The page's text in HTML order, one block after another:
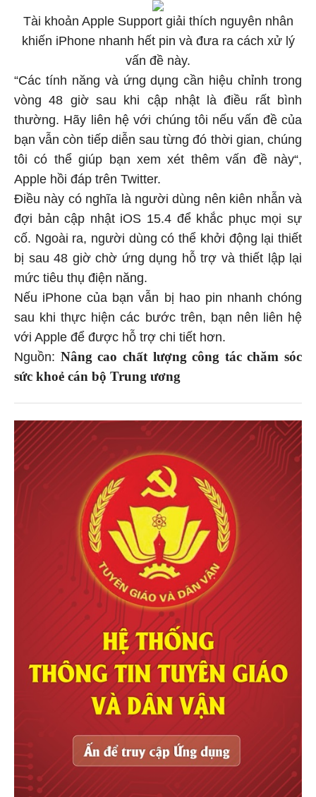
Tài khoản Apple Support giải thích nguyên nhân
khiến iPhone nhanh hết pin và đưa ra cách xử lý
vấn đề này.
“Các tính năng và ứng dụng cần hiệu chỉnh trong
vòng 48 giờ sau khi cập nhật là điều rất bình
thường. Hãy liên hệ với chúng tôi nếu vấn đề của
bạn vẫn còn tiếp diễn sau từng đó thời gian, chúng
tôi có thể giúp bạn xem xét thêm vấn đề này“,
Apple hồi đáp trên Twitter.
Điều này có nghĩa là người dùng nên kiên nhẫn và
đợi bản cập nhật iOS 15.4 để khắc phục mọi sự
cố. Ngoài ra, người dùng có thể khởi động lại thiết
bị sau 48 giờ chờ ứng dụng hỗ trợ và thiết lập lại
mức tiêu thụ điện năng.
Nếu iPhone của bạn vẫn bị hao pin nhanh chóng
sau khi thực hiện các bước trên, bạn nên liên hệ
với Apple để được hỗ trợ chi tiết hơn.
Nguồn: Nâng cao chất lượng công tác chăm sóc
sức khoẻ cán bộ Trung ương